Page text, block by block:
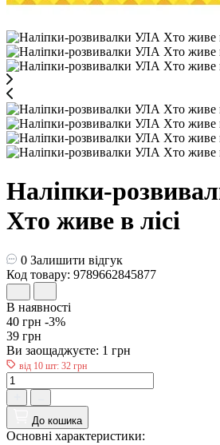
Наліпки-
Хто живе в лісі
0 Залишити відгук
Код товару: 9789662845877
В наявності
40 грн -3%
39 грн
Ви заощаджуєте: 1 грн
від 10 шт: 32 грн
До кошика
Основні характеристики: